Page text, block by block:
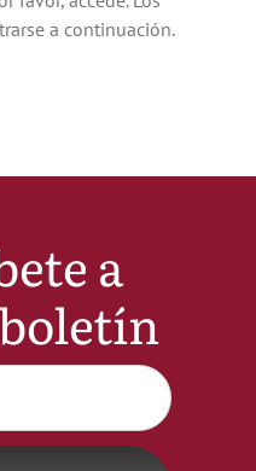
a continuación.
a